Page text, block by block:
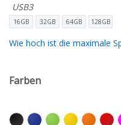
USB3
16GB 32GB 64GB 128GB
Wie hoch ist die maximale
Farben